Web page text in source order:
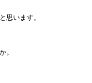
思います。
。